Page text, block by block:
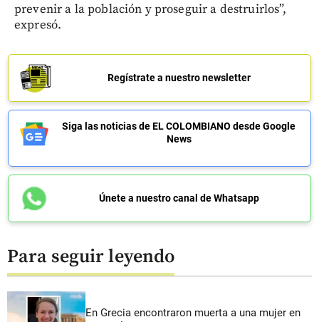
prevenir a la población y proseguir a destruirlos”,
expresó.
Regístrate a nuestro newsletter
Siga las noticias de EL COLOMBIANO desde Google
News
Únete a nuestro canal de Whatsapp
Para seguir leyendo
En Grecia encontraron muerta a una mujer en